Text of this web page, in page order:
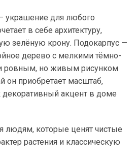
украшение для любого
в себе архитектуру,
зелёную крону. Подокарпус —
дерево с мелкими тёмно-
ровным, но живым рисунком
он приобретает масштаб,
декоративный акцент в доме
людям, которые ценят чистые
растения и классическую